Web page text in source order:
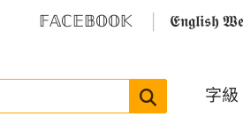
𝔽𝔸ℂ𝔼𝔹𝕆𝕆𝕂 𝕰𝖓𝖌𝖑𝖎𝖘𝖍
搜
字級